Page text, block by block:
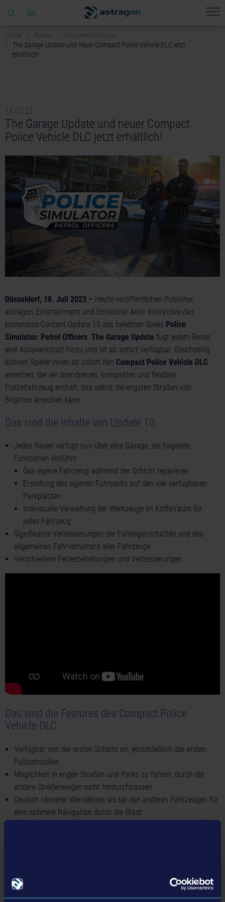
DE
Home Presse
Pressemitteilungen
The Garage Update und neuer Compact Police Vehicle DLC jetzt
erhältlich!
18.07.23
The Garage Update und neuer Compact
Police Vehicle DLC jetzt erhältlich!
Düsseldorf, 18. Juli 2023 – Heute veröffentlichen Publisher
astragon Entertainment und Entwickler Aesir Interactive das
kostenlose Content-Update 10 des beliebten Spiels Police
Simulator: Patrol Officers. The Garage Update fügt jedem Revier
eine Autowerkstatt hinzu und ist ab sofort verfügbar. Gleichzeitig
können Spieler:innen ab sofort den Compact Police Vehicle DLC
erwerben, der ein brandneues, kompaktes und flexibles
Polizeifahrzeug enthält, das selbst die engsten Straßen von
Brighton erreichen kann.
Das sind die Inhalte von Update 10:
Jedes Revier verfügt nun über eine Garage, die folgende
Funktionen einführt:
Das eigene Fahrzeug während der Schicht reparieren
Erstellung des eigenen Fuhrparks auf den vier verfügbaren
Parkplätzen
Individuelle Verwaltung der Werkzeuge im Kofferraum für
jedes Fahrzeug
Signifikante Verbesserungen der Fahreigenschaften und des
allgemeinen Fahrverhaltens aller Fahrzeuge
Verschiedene Fehlerbehebungen und Verbesserungen
Das sind die Features des Compact Police
Vehicle DLC:
Verfügbar von der ersten Schicht an, einschließlich der ersten
Fußpatrouillen
Möglichkeit in engen Straßen und Parks zu fahren, durch die
andere Streifenwagen nicht hindurchpassen
Deutlich kleinerer Wendekreis als bei den anderen Fahrzeugen für
eine optimale Navigation durch die Stadt